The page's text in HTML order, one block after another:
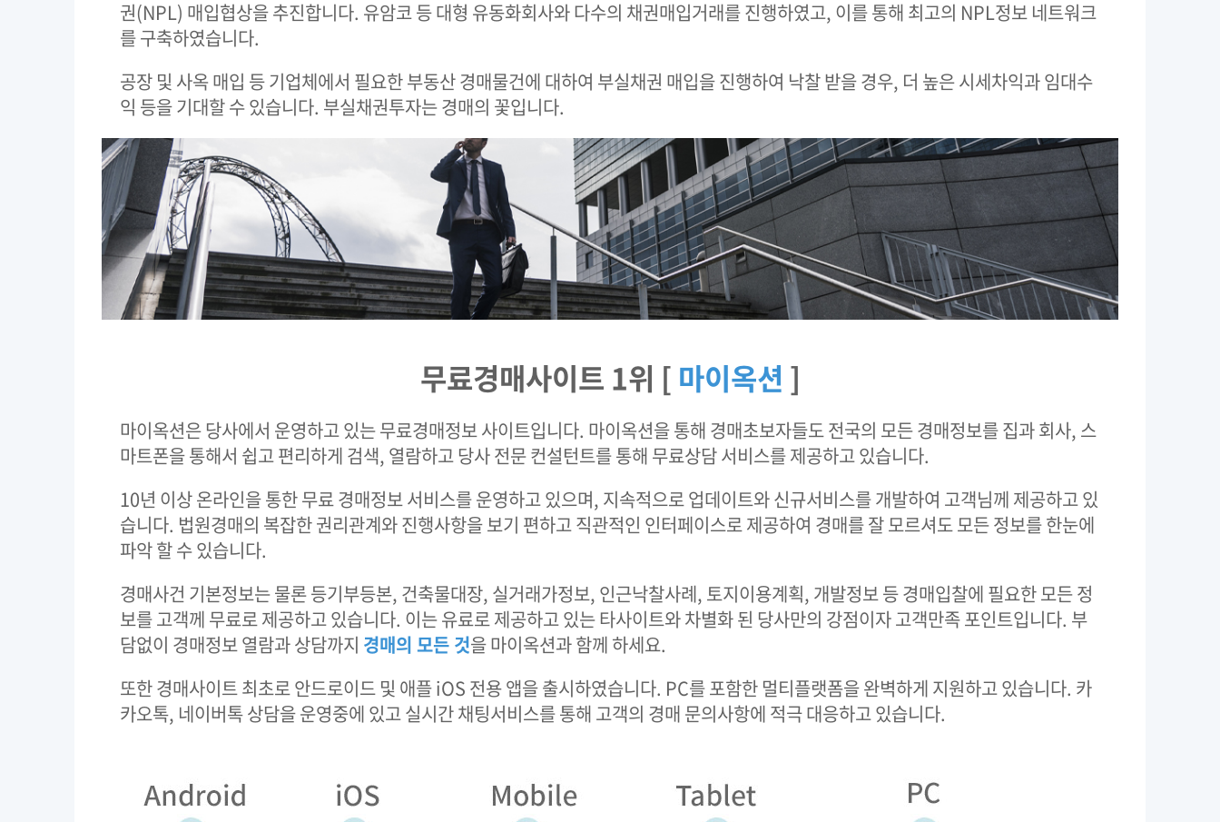
권(NPL) 매입협상을 추진합니다. 유암코 등 대형 유동화회사와 다수의 채권매입거래를 진행하였고, 이를 통해 최고의 NPL정보 네트워크
를 구축하였습니다.
공장 및 사옥 매입 등 기업체에서 필요한 부동산 경매물건에 대하여 부실채권 매입을 진행하여 낙찰 받을 경우, 더 높은 시세차익과 임대수
익 등을 기대할 수 있습니다. 부실채권투자는 경매의 꽃입니다.
무료경매사이트 1위 [ 마이옥션 ]
마이옥션은 당사에서 운영하고 있는 무료경매정보 사이트입니다. 마이옥션을 통해 경매초보자들도 전국의 모든 경매정보를 집과 회사, 스
마트폰을 통해서 쉽고 편리하게 검색, 열람하고 당사 전문 컨설턴트를 통해 무료상담 서비스를 제공하고 있습니다.
10년 이상 온라인을 통한 무료 경매정보 서비스를 운영하고 있으며, 지속적으로 업데이트와 신규서비스를 개발하여 고객님께 제공하고 있
습니다. 법원경매의 복잡한 권리관계와 진행사항을 보기 편하고 직관적인 인터페이스로 제공하여 경매를 잘 모르셔도 모든 정보를 한눈에
파악 할 수 있습니다.
경매사건 기본정보는 물론 등기부등본, 건축물대장, 실거래가정보, 인근낙찰사례, 토지이용계획, 개발정보 등 경매입찰에 필요한 모든 정
보를 고객께 무료로 제공하고 있습니다. 이는 유료로 제공하고 있는 타사이트와 차별화 된 당사만의 강점이자 고객만족 포인트입니다. 부
담없이 경매정보 열람과 상담까지 경매의 모든 것을 마이옥션과 함께 하세요.
또한 경매사이트 최초로 안드로이드 및 애플 iOS 전용 앱을 출시하였습니다. PC를 포함한 멀티플랫폼을 완벽하게 지원하고 있습니다. 카
카오톡, 네이버톡 상담을 운영중에 있고 실시간 채팅서비스를 통해 고객의 경매 문의사항에 적극 대응하고 있습니다.